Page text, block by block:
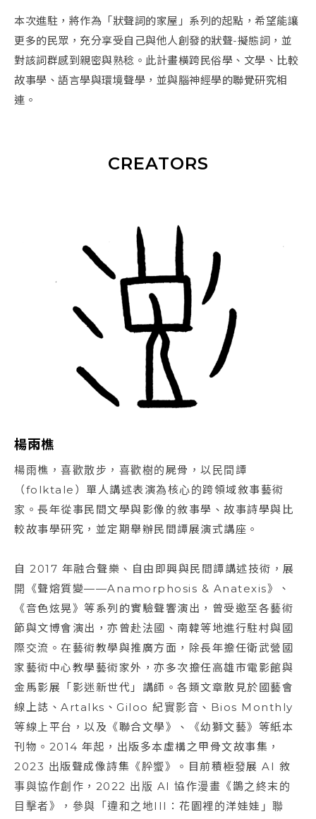
本次進駐，將作為「狀聲詞的家屋」系列的起點，希望能讓
更多的民眾，充分享受自己與他人創發的狀聲-擬態詞，並
對該詞群感到親密與熟稔。此計畫橫跨民俗學、文學、比較
故事學、語言學與環境聲學，並與腦神經學的聯覺研究相
連。
CREATORS
楊雨樵
楊雨樵，喜歡散步，喜歡樹的屍骨，以民間譚
（folktale）單人講述表演為核心的跨領域敘事藝術
家。長年從事民間文學與影像的敘事學、故事詩學與比
較故事學研究，並定期舉辦民間譚展演式講座。
自 2017 年融合聲樂、自由即興與民間譚講述技術，展
開《聲熔質變——Anamorphosis & Anatexis》、
《音色炫晃》等系列的實驗聲響演出，曾受邀至各藝術
節與文博會演出，亦曾赴法國、南韓等地進行駐村與國
際交流。在藝術教學與推廣方面，除長年擔任衛武營國
家藝術中心教學藝術家外，亦多次擔任高雄市電影館與
金馬影展「影迷新世代」講師。各類文章散見於國藝會
線上誌、Artalks、Giloo 紀實影音、Bios Monthly
等線上平台，以及《聯合文學》、《幼獅文藝》等紙本
刊物。2014 年起，出版多本虛構之甲骨文故事集，
2023 出版聲成像詩集《肸蠁》。目前積極發展 AI 敘
事與協作創作，2022 出版 AI 協作漫畫《鵲之終末的
目擊者》，參與「違和之地III：花園裡的洋娃娃」聯